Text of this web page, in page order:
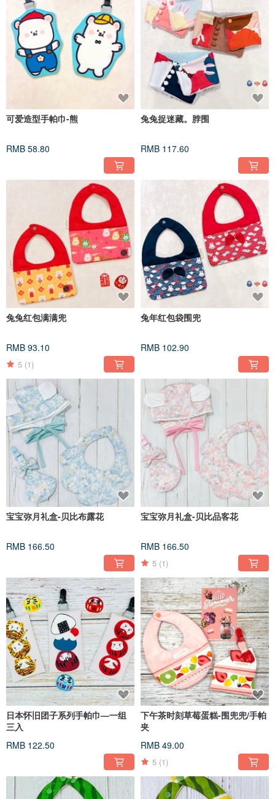
可爱造型手帕巾-熊
RMB 58.80
兔兔捉迷藏。脖围
RMB 117.60
兔兔红包满满兜
RMB 93.10
5 (1)
兔年红包袋围兜
RMB 102.90
宝宝弥月礼盒-贝比布露花
RMB 166.50
宝宝弥月礼盒-贝比品客花
RMB 166.50
5 (1)
日本怀旧团子系列手帕巾—一组
三入
RMB 122.50
下午茶时刻草莓蛋糕-围兜兜/手帕
夹
RMB 49.00
5 (1)